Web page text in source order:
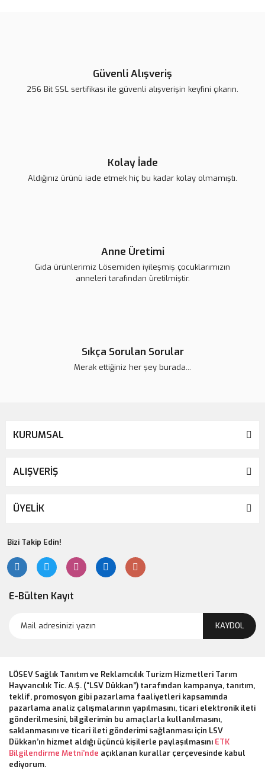
Güvenli Alışveriş
256 Bit SSL sertifikası ile güvenli alışverişin keyfini çıkarın.
Kolay İade
Aldığınız ürünü iade etmek hiç bu kadar kolay olmamıştı.
Anne Üretimi
Gıda ürünlerimiz Lösemiden iyileşmiş çocuklarımızın
anneleri tarafından üretilmiştir.
Sıkça Sorulan Sorular
Merak ettiğiniz her şey burada...
KURUMSAL
ALIŞVERİŞ
ÜYELİK
Bizi Takip Edin!
E-Bülten Kayıt
KAYDOL
LÖSEV Sağlık Tanıtım ve Reklamcılık Turizm Hizmetleri Tarım
Hayvancılık Tic. A.Ş. (“LSV Dükkan”) tarafından kampanya, tanıtım,
teklif, promosyon gibi pazarlama faaliyetleri kapsamında
pazarlama analiz çalışmalarının yapılmasını, ticari elektronik ileti
gönderilmesini, bilgilerimin bu amaçlarla kullanılmasını,
saklanmasını ve ticari ileti gönderimi sağlanması için LSV
Dükkan’ın hizmet aldığı üçüncü kişilerle paylaşılmasını ETK
Bilgilendirme Metni’nde açıklanan kurallar çerçevesinde kabul
ediyorum.